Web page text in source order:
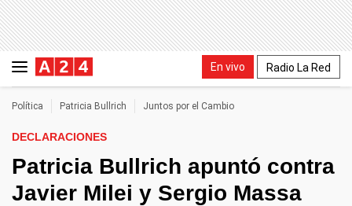
En vivo Radio La Red
Política Patricia Bullrich Juntos por el Cambio
DECLARACIONES
Patricia Bullrich apuntó contra
Javier Milei y Sergio Massa